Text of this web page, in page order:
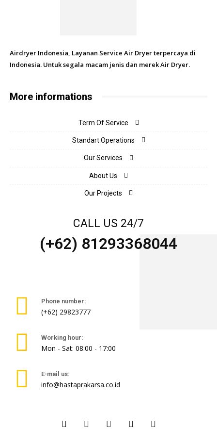
Airdryer Indonesia, Layanan Service Air Dryer terpercaya di
Indonesia. Untuk segala macam jenis dan merek Air Dryer.
More informations
Term Of Service
Standart Operations
Our Services
About Us
Our Projects
CALL US 24/7
(+62) 81293368044
Phone number:
(+62) 29823777
Working hour:
Mon - Sat: 08:00 - 17:00
E-mail us:
info@hastaprakarsa.co.id